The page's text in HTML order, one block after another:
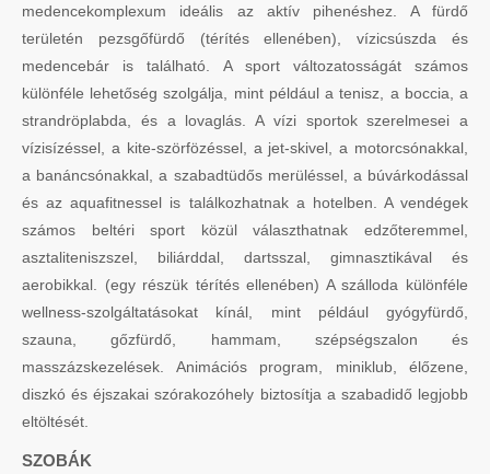
medencekomplexum ideális az aktív pihenéshez. A fürdő
területén pezsgőfürdő (térítés ellenében), vízicsúszda és
medencebár is található. A sport változatosságát számos
különféle lehetőség szolgálja, mint például a tenisz, a boccia, a
strandröplabda, és a lovaglás. A vízi sportok szerelmesei a
vízisízéssel, a kite-szörfözéssel, a jet-skivel, a motorcsónakkal,
a banáncsónakkal, a szabadtüdős merüléssel, a búvárkodással
és az aquafitnessel is találkozhatnak a hotelben. A vendégek
számos beltéri sport közül választhatnak edzőteremmel,
asztaliteniszszel, biliárddal, dartsszal, gimnasztikával és
aerobikkal. (egy részük térítés ellenében) A szálloda különféle
wellness-szolgáltatásokat kínál, mint például gyógyfürdő,
szauna, gőzfürdő, hammam, szépségszalon és
masszázskezelések. Animációs program, miniklub, élőzene,
diszkó és éjszakai szórakozóhely biztosítja a szabadidő legjobb
eltöltését.
SZOBÁK